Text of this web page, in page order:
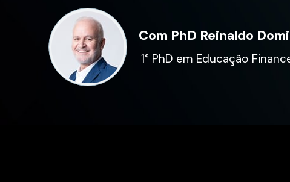
Com PhD Reinaldo
1° PhD em Educação